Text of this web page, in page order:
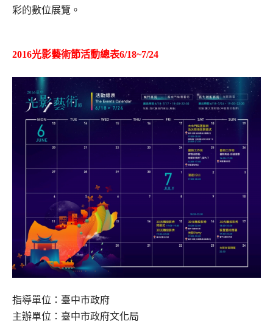
彩的數位展覽。
2016光影藝術節活動總表6/18~7/24
指導單位：臺中市政府
主辦單位：臺中市政府文化局